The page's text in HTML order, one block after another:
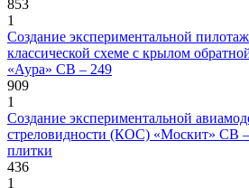
853
1
Создание экспериментальной
классической схеме с крылом
«Аура» СВ – 249
909
1
Создание экспериментальной
стреловидности (КОС) «Москит» СВ
плитки
436
1